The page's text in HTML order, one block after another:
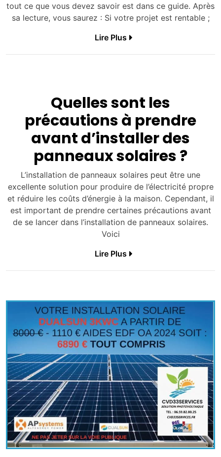
tout ce que vous devez savoir est dans ce guide. Après
sa lecture, vous saurez : Si votre projet est rentable ;
Lire Plus
Quelles sont les
précautions à prendre
avant d’installer des
panneaux solaires ?
L’installation de panneaux solaires peut être une
excellente solution pour produire de l’électricité propre
et réduire les coûts d’énergie à la maison. Cependant, il
est important de prendre certaines précautions avant
de se lancer dans l’installation de panneaux solaires.
Voici
Lire Plus